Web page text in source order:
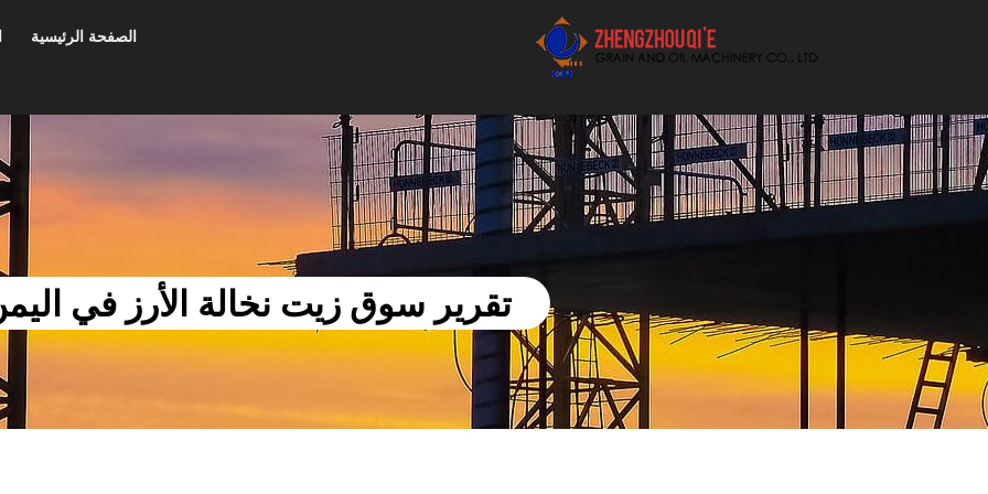
أفضل بيع آلة الزيوت النباتية الموردون
الصفحة الرئيسية
تقرير سوق زيت نخالة الأرز في